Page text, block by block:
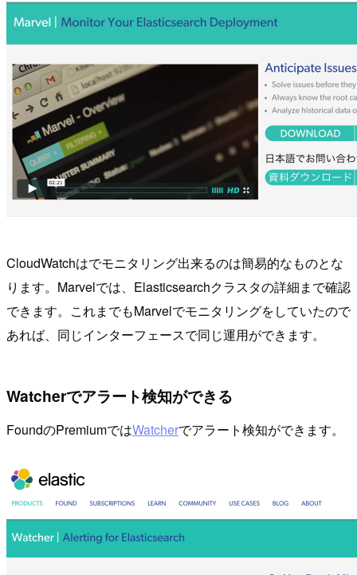
CloudWatchはでモニタリング出来るのは簡易的なものとな
ります。Marvelでは、Elasticsearchクラスタの詳細まで確認
できます。これまでもMarvelでモニタリングをしていたので
あれば、同じインターフェースで同じ運用ができます。
Watcherでアラート検知ができる
FoundのPremiumではWatcherでアラート検知ができます。